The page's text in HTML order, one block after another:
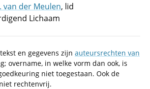
van der Meulen, lid
Lichaam
en gegevens zijn auteursrechten van
overname, in welke vorm dan ook, is
niet toegestaan. Ook de
rechtenvrij.